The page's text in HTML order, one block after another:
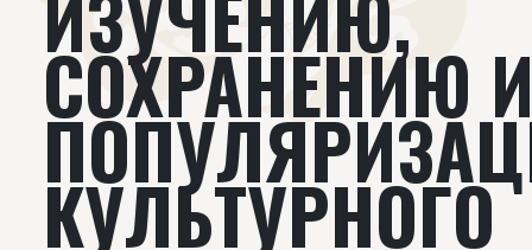
СОХРАНЕНИЮ
КУЛЬТУРНОГО